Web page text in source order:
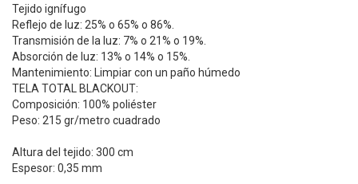
Tejido ignífugo
Reflejo de luz: 25% o 65% o 86%.
Transmisión de la luz: 7% o 21% o 19%.
Absorción de luz: 13% o 14% o 15%.
Mantenimiento: Limpiar con un paño húmedo
TELA TOTAL BLACKOUT:
Composición: 100% poliéster
Peso: 215 gr/metro cuadrado
Altura del tejido: 300 cm
Espesor: 0,35 mm